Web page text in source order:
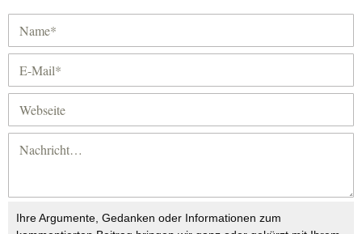
Ihre Argumente, Gedanken oder Informationen zum